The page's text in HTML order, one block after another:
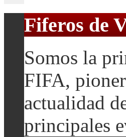
Fiferos de
Somos la
FIFA,
actualidad
principales